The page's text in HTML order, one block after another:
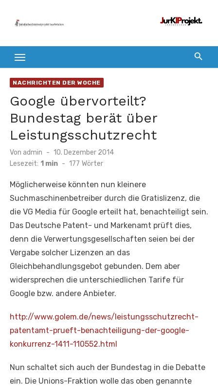
Inhalt
NACHRICHTEN DER WOCHE
Google übervorteilt?
Bundestag berät über
Leistungsschutzrecht
Von admin
Veröffentlicht
am
10. Dezember 2014
Lesezeit: 1 min - 177 Wörter
Möglicherweise könnten nun kleinere
Suchmaschinenbetreiber durch die Gratislizenz, die
die VG Media für Google erteilt hat, benachteiligt sein.
Das Deutsche Patent- und Markenamt prüft dies,
denn die Verwertungsgesellschaften seien bei der
Vergabe solcher Lizenzen an das
Gleichbehandlungsgebot gebunden. Dem aber
widersprechen die unterschiedlichen Tarife für
Google bzw. andere Anbieter.
http://www.golem.de/news/leistungsschutzrecht-
patentamt-prueft-benachteiligung-der-google-
konkurrenz-1411-110552.html
Nun schaltet sich auch der Bundestag in die Debatte
ein. Die Unions-Fraktion wolle das oben genannte